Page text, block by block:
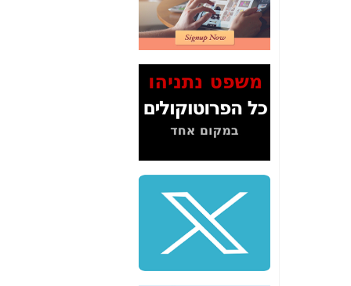
2" על תעלולי השר
משה כחלון -כאן
המשך חשיפת הבלוף
ששמו "מהפיכת
הסלולר" ואיך מסרסים
כאן
סיכום ביקור בסיליקון
שלמה פילבר (עד
לאחרונה מנכ"ל משרד
התקשורת) - עד
מדינה? הצחקתם